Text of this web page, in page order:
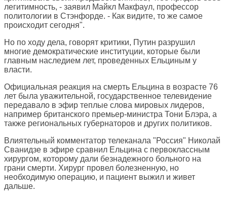
легитимность, - заявил Майкл Макфаул, профессор
политологии в Стэнфорде. - Как видите, то же самое
происходит сегодня".
Но по ходу дела, говорят критики, Путин разрушил
многие демократические институции, которые были
главным наследием лет, проведенных Ельциным у
власти.
Официальная реакция на смерть Ельцина в возрасте 76
лет была уважительной, государственное телевидение
передавало в эфир теплые слова мировых лидеров,
например британского премьер-министра Тони Блэра, а
также региональных губернаторов и других политиков.
Влиятельный комментатор телеканала "Россия" Николай
Сванидзе в эфире сравнил Ельцина с первоклассным
хирургом, которому дали безнадежного больного на
грани смерти. Хирург провел болезненную, но
необходимую операцию, и пациент выжил и живет
дальше.